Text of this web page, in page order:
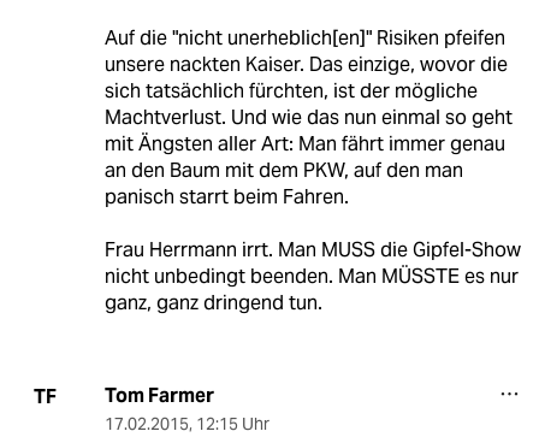
Auf die "nicht unerheblich[en]" Risiken pfeifen
unsere nackten Kaiser. Das einzige, wovor die
sich tatsächlich fürchten, ist der mögliche
Machtverlust. Und wie das nun einmal so geht
mit Ängsten aller Art: Man fährt immer genau
an den Baum mit dem PKW, auf den man
panisch starrt beim Fahren.
Frau Herrmann irrt. Man MUSS die Gipfel-Show
nicht unbedingt beenden. Man MÜSSTE es nur
ganz, ganz dringend tun.
TF Tom Farmer
17.02.2015, 12:15 Uhr